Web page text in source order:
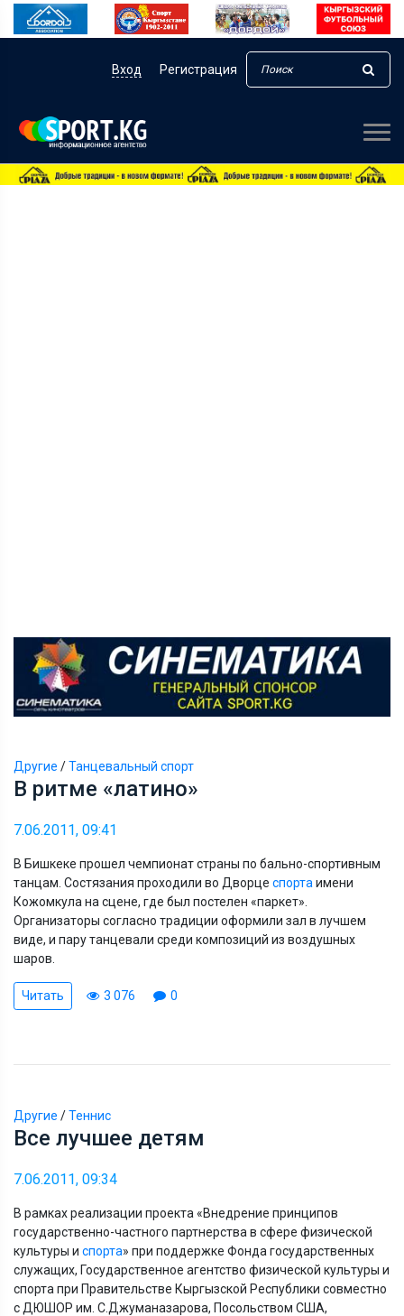
Вход Регистрация
Другие /Танцевальный спорт
В ритме «латино»
7.06.2011, 09:41
В Бишкеке прошел чемпионат страны по бально-спортивным
танцам. Состязания проходили во Дворце спорта имени
Кожомкула на сцене, где был постелен «паркет».
Организаторы согласно традиции оформили зал в лучшем
виде, и пару танцевали среди композиций из воздушных
шаров.
Читать 3 076 0
Другие /Теннис
Все лучшее детям
7.06.2011, 09:34
В рамках реализации проекта «Внедрение принципов
государственно-частного партнерства в сфере физической
культуры и спорта» при поддержке Фонда государственных
служащих, Государственное агентство физической культуры и
спорта при Правительстве Кыргызской Республики совместно
с ДЮШОР им. С.Джуманазарова, Посольством США,